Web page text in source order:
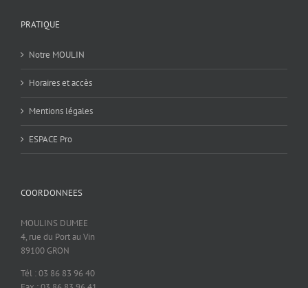
PRATIQUE
Notre MOULIN
Horaires et accès
Mentions légales
ESPACE Pro
COORDONNEES
MOULINS DUMEE
4, rue du Port au Vin
89100 GRON
Tél : 03 86 83 96 40